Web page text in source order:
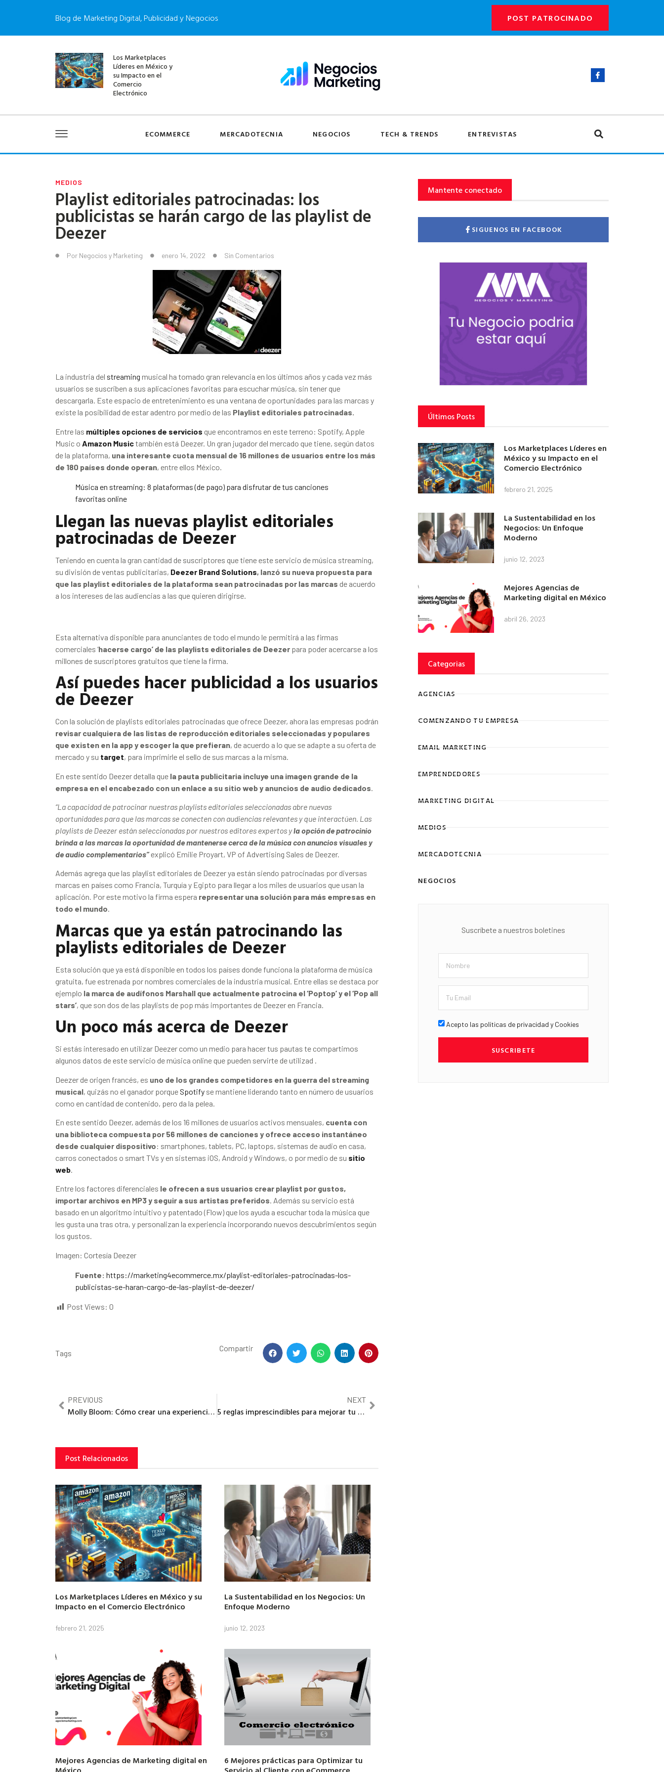
Blog de Marketing Digital, Publicidad y Negocios POST PATROCINADO
Los Marketplaces
Líderes en México y
su Impacto en el
Comercio
Electrónico
ECOMMERCE MERCADOTECNIA NEGOCIOS TECH & TRENDS ENTREVISTAS
MEDIOS
Playlist editoriales patrocinadas: los
publicistas se harán cargo de las playlist de
Deezer
Por Negocios y Marketing enero 14, 2022 Sin Comentarios
La industria del streaming musical ha tomado gran relevancia en los últimos años y cada vez más
usuarios se suscriben a sus aplicaciones favoritas para escuchar música, sin tener que
descargarla. Este espacio de entretenimiento es una ventana de oportunidades para las marcas y
existe la posibilidad de estar adentro por medio de las Playlist editoriales patrocinadas.
Entre las múltiples opciones de servicios que encontramos en este terreno: Spotify, Apple
Music o Amazon Musictambién está Deezer. Un gran jugador del mercado que tiene, según datos
de la plataforma, una interesante cuota mensual de 16 millones de usuarios entre los más
de 180 países donde operan, entre ellos México.
Música en streaming: 8 plataformas (de pago) para disfrutar de tus canciones
favoritas online
Llegan las nuevas playlist editoriales
patrocinadas de Deezer
Teniendo en cuenta la gran cantidad de suscriptores que tiene este servicio de música streaming,
su división de ventas publicitarias, Deezer Brand Solutions, lanzó su nueva propuesta para
que las playlist editoriales de la plataforma sean patrocinadas por las marcas de acuerdo
a los intereses de las audiencias a las que quieren dirigirse.
Esta alternativa disponible para anunciantes de todo el mundo le permitirá a las firmas
comerciales ‘hacerse cargo’ de las playlists editoriales de Deezer para poder acercarse a los
millones de suscriptores gratuitos que tiene la firma.
Así puedes hacer publicidad a los usuarios
de Deezer
Con la solución de playlists editoriales patrocinadas que ofrece Deezer, ahora las empresas podrán
revisar cualquiera de las listas de reproducción editoriales seleccionadas y populares
que existen en la app y escoger la que prefieran, de acuerdo a lo que se adapte a su oferta de
mercado y su target, para imprimirle el sello de sus marcas a la misma.
En este sentido Deezer detalla que la pauta publicitaria incluye una imagen grande de la
empresa en el encabezado con un enlace a su sitio web y anuncios de audio dedicados
“La capacidad de patrocinar nuestras playlists editoriales seleccionadas abre nuevas
oportunidades para que las marcas se conecten con audiencias relevantes y que interactúen. Las
playlists de Deezer están seleccionadas por nuestros editores expertos yla opción de patrocinio
brinda a las marcas la oportunidad de mantenerse cerca de la música con anuncios visuales y
de audio complementarios”explicó Emilie Proyart, VP of Advertising Sales de Deezer.
Además agrega que las playlist editoriales de Deezer ya están siendo patrocinadas por diversas
marcas en países como Francia, Turquía y Egipto para llegar a los miles de usuarios que usan la
aplicación. Por este motivo la firma espera representar una solución para más empresas en
todo el mundo.
Marcas que ya están patrocinando las
playlists editoriales de Deezer
Esta solución que ya está disponible en todos los países donde funciona la plataforma de música
gratuita, fue estrenada por nombres comerciales de la industria musical. Entre ellas se destaca por
ejemplo la marca de audífonos Marshall que actualmente patrocina el ‘Poptop’ y el ‘Pop all
stars’, que son dos de las playlists de pop más importantes de Deezer en Francia.
Un poco más acerca de Deezer
Si estás interesado en utilizar Deezer como un medio para hacer tus pautas te compartimos
algunos datos de este servicio de música online que pueden servirte de utilizad .
Deezer de origen francés, es uno de los grandes competidores en la guerra del streaming
musical, quizás no el ganador porque Spotify se mantiene liderando tanto en número de usuarios
como en cantidad de contenido, pero da la pelea.
En este sentido Deezer, además de los 16 millones de usuarios activos mensuales, cuenta con
una biblioteca compuesta por 56 millones de canciones y ofrece acceso instantáneo
desde cualquier dispositivo: smartphones, tablets, PC, laptops, sistemas de audio en casa,
carros conectados o smart TVs y en sistemas iOS, Android y Windows, o por medio de su sitio
web.
Entre los factores diferenciales le ofrecen a sus usuarios crear playlist por gustos,
importar archivos en MP3 y seguir a sus artistas preferidos. Además su servicio está
basado en un algoritmo intuitivo y patentado (Flow) que los ayuda a escuchar toda la música que
les gusta una tras otra, y personalizan la experiencia incorporando nuevos descubrimientos según
los gustos.
Imagen: Cortesía Deezer
Fuente: https://marketing4ecommerce.mx/playlist-editoriales-patrocinadas-los-
publicistas-se-haran-cargo-de-las-playlist-de-deezer/
Post Views: 0
Tags
Compartir
PREVIOUS
Molly Bloom: Cómo crear una experiencia de cliente perfecta en tu negocio según la camarera que se convirtió en la reina del poker
NEXT
5 reglas imprescindibles para mejorar tu marketing de influencers
Post Relacionados
Los Marketplaces Líderes en México y su
Impacto en el Comercio Electrónico
febrero 21, 2025
La Sustentabilidad en los Negocios: Un
Enfoque Moderno
junio 12, 2023
Mejores Agencias de Marketing digital en
6 Mejores prácticas para Optimizar tu
Mantente conectado
SIGUENOS EN FACEBOOK
Últimos Posts
Los Marketplaces Líderes en
México y su Impacto en el
Comercio Electrónico
febrero 21, 2025
La Sustentabilidad en los
Negocios: Un Enfoque
Moderno
junio 12, 2023
Mejores Agencias de
Marketing digital en México
abril 26, 2023
Categorias
AGENCIAS
COMENZANDO TU EMPRESA
EMAIL MARKETING
EMPRENDEDORES
MARKETING DIGITAL
MEDIOS
MERCADOTECNIA
NEGOCIOS
Suscríbete a nuestros boletines
Acepto las políticas de privacidad y Cookies
SUSCRIBETE